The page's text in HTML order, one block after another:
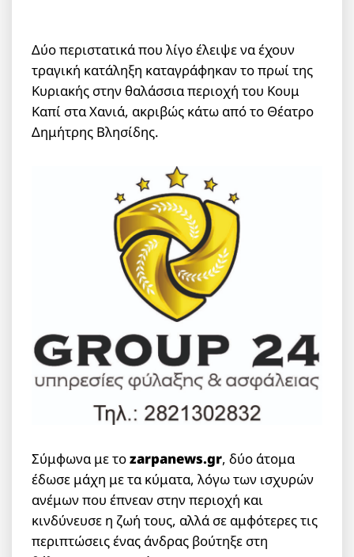
Δύο περιστατικά που λίγο έλειψε να έχουν
τραγική κατάληξη καταγράφηκαν το πρωί της
Κυριακής στην θαλάσσια περιοχή του Κουμ
Καπί στα Χανιά, ακριβώς κάτω από το Θέατρο
Δημήτρης Βλησίδης.
Σύμφωνα με τοzarpanews.gr, δύο άτομα
έδωσε μάχη με τα κύματα, λόγω των ισχυρών
ανέμων που έπνεαν στην περιοχή και
κινδύνευσε η ζωή τους, αλλά σε αμφότερες τις
περιπτώσεις ένας άνδρας βούτηξε στη